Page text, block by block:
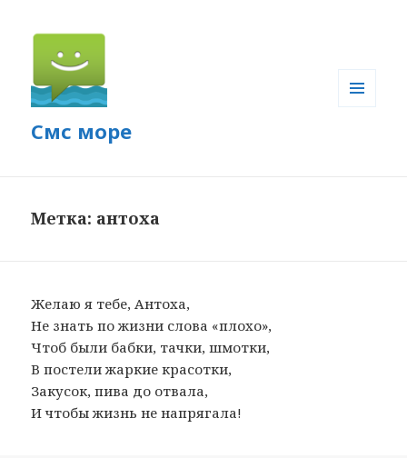
Смс море
Метка: антоха
Желаю я тебе, Антоха,
Не знать по жизни слова «плохо»,
Чтоб были бабки, тачки, шмотки,
В постели жаркие красотки,
Закусок, пива до отвала,
И чтобы жизнь не напрягала!